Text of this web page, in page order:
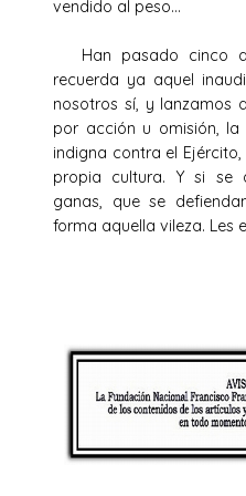
vendido al peso…
Han pasado cinco
recuerda ya aquel
nosotros sí, y lanzamos
por acción u omisión,
indigna contra el
propia cultura. Y si se
ganas, que se
forma aquella vileza. Les